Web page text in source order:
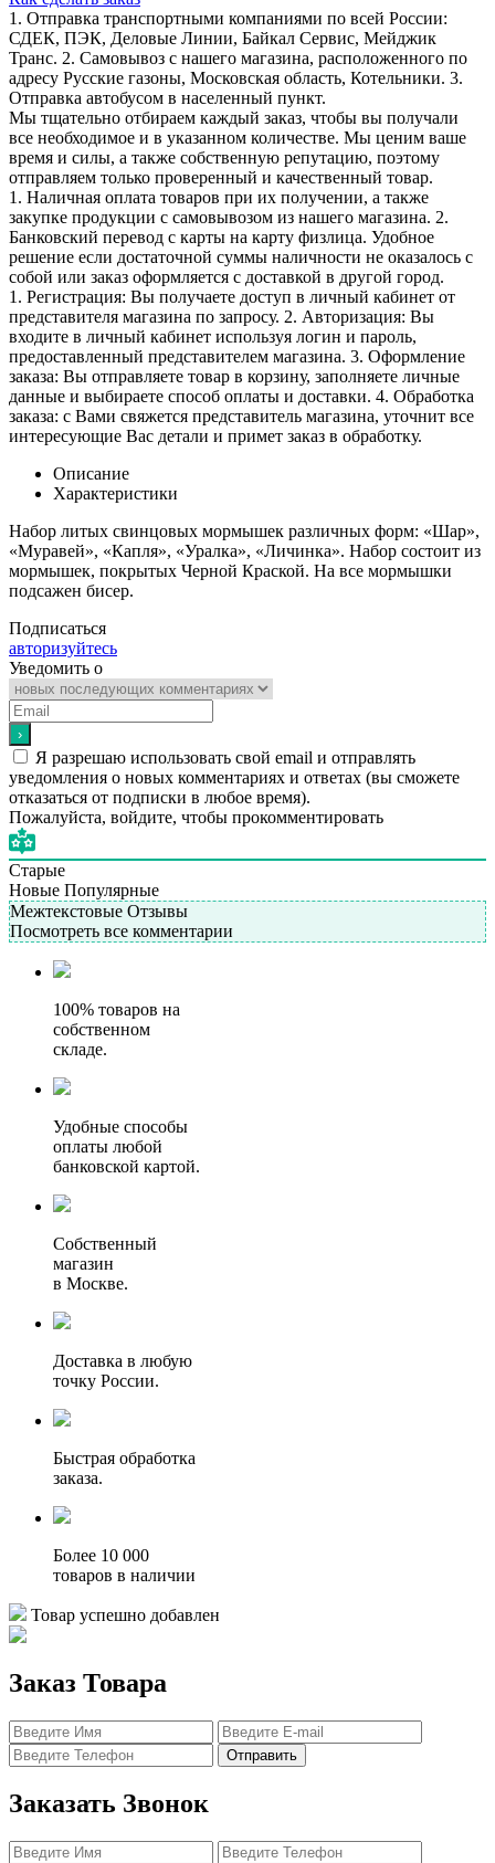
1. Отправка транспортными компаниями по всей России:
СДЕК, ПЭК, Деловые Линии, Байкал Сервис, Мейджик
Транс. 2. Самовывоз с нашего магазина, расположенного по
адресу Русские газоны, Московская область, Котельники. 3.
Отправка автобусом в населенный пункт.
Мы тщательно отбираем каждый заказ, чтобы вы получали
все необходимое и в указанном количестве. Мы ценим ваше
время и силы, а также собственную репутацию, поэтому
отправляем только проверенный и качественный товар.
1. Наличная оплата товаров при их получении, а также
закупке продукции с самовывозом из нашего магазина. 2.
Банковский перевод с карты на карту физлица. Удобное
решение если достаточной суммы наличности не оказалось с
собой или заказ оформляется с доставкой в другой город.
1. Регистрация: Вы получаете доступ в личный кабинет от
представителя магазина по запросу. 2. Авторизация: Вы
входите в личный кабинет используя логин и пароль,
предоставленный представителем магазина. 3. Оформление
заказа: Вы отправляете товар в корзину, заполняете личные
данные и выбираете способ оплаты и доставки. 4. Обработка
заказа: с Вами свяжется представитель магазина, уточнит все
интересующие Вас детали и примет заказ в обработку.
Описание
Характеристики
Набор литых свинцовых мормышек различных форм: «Шар»,
«Муравей», «Капля», «Уралка», «Личинка». Набор состоит из
мормышек, покрытых Черной Краской. На все мормышки
подсажен бисер.
Подписаться
авторизуйтесь
Уведомить о
Я разрешаю использовать свой email и отправлять
уведомления о новых комментариях и ответах (вы cможете
отказаться от подписки в любое время).
Пожалуйста, войдите, чтобы прокомментировать
Старые
Новые Популярные
Межтекстовые Отзывы
Посмотреть все комментарии
100% товаров на
собственном
складе.
Удобные способы
оплаты любой
банковской картой.
Собственный
магазин
в Москве.
Доставка в любую
точку России.
Быстрая обработка
заказа.
Более 10 000
товаров в наличии
Товар успешно добавлен
Заказ Товара
Отправить
Заказать Звонок